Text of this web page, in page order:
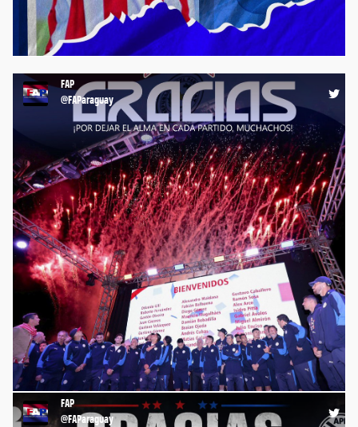
apoyamos y deseamos pronta recuperación para el compañero
futbolista Fabrizio Peralta. 💪🏼 ¡Mucha Fuerza, Fabri! #FAP
#FutbolistasParaguayos #Paraguay https://t.co/rZMF9dWGPq
14:57 10-07-26
FAP
@FAParaguay
⚽️🇵🇾 Gracias, querida @Albirroja 🙌🏻💪🏻
https://t.co/zwPXQhgbsa
13:55 06-07-26
FAP
@FAParaguay